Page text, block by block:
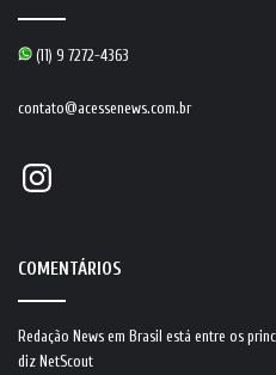
(11) 9 7272-4363
contato@acessenews.com.br
Instagram
COMENTÁRIOS
Redação News em Brasil está entre os
diz NetScout